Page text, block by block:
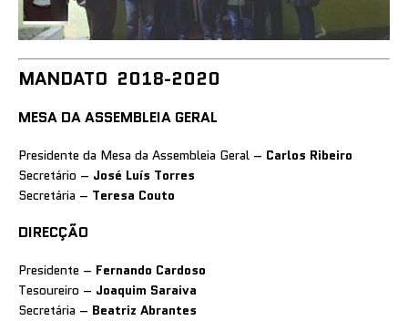
MANDATO 2018-2020
MESA DA ASSEMBLEIA GERAL
Presidente da Mesa da Assembleia Geral – Carlos Ribeiro
Secretário – José Luís Torres
Secretária – Teresa Couto
DIRECÇÃO
Presidente – Fernando Cardoso
Tesoureiro – Joaquim Saraiva
Secretária – Beatriz Abrantes